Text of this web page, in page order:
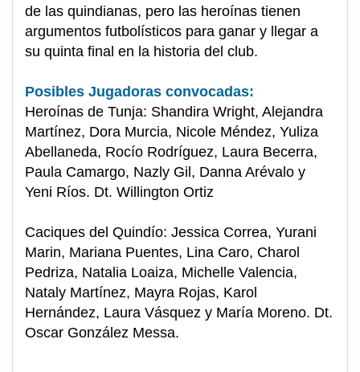
de las quindianas, pero las heroínas tienen
argumentos futbolísticos para ganar y llegar a
su quinta final en la historia del club.
Posibles Jugadoras convocadas:
Heroínas de Tunja: Shandira Wright, Alejandra
Martínez, Dora Murcia, Nicole Méndez, Yuliza
Abellaneda, Rocío Rodríguez, Laura Becerra,
Paula Camargo, Nazly Gil, Danna Arévalo y
Yeni Ríos. Dt. Willington Ortiz
Caciques del Quindío: Jessica Correa, Yurani
Marin, Mariana Puentes, Lina Caro, Charol
Pedriza, Natalia Loaiza, Michelle Valencia,
Nataly Martínez, Mayra Rojas, Karol
Hernández, Laura Vásquez y María Moreno. Dt.
Oscar González Messa.